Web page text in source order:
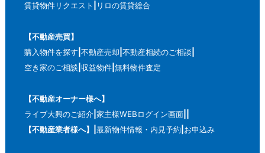
賃貸物件リクエスト
リロの賃貸総合
【不動産売買】
購入物件を探す 不動産売却 不動産相続のご相談
空き家のご相談 収益物件 無料物件査定
【不動産オーナー様へ】
ライブ大興のご紹介 家主様WEBログイン画面
【不動産業者様へ】
最新物件情報・内見予約 お申込み